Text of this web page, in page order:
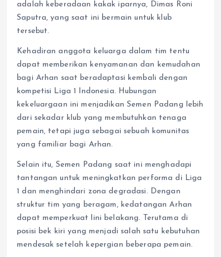
adalah keberadaan kakak iparnya, Dimas Roni
Saputra, yang saat ini bermain untuk klub
tersebut.
Kehadiran anggota keluarga dalam tim tentu
dapat memberikan kenyamanan dan kemudahan
bagi Arhan saat beradaptasi kembali dengan
kompetisi Liga 1 Indonesia. Hubungan
kekeluargaan ini menjadikan Semen Padang lebih
dari sekadar klub yang membutuhkan tenaga
pemain, tetapi juga sebagai sebuah komunitas
yang familiar bagi Arhan.
Selain itu, Semen Padang saat ini menghadapi
tantangan untuk meningkatkan performa di Liga
1 dan menghindari zona degradasi. Dengan
struktur tim yang beragam, kedatangan Arhan
dapat memperkuat lini belakang. Terutama di
posisi bek kiri yang menjadi salah satu kebutuhan
mendesak setelah kepergian beberapa pemain.